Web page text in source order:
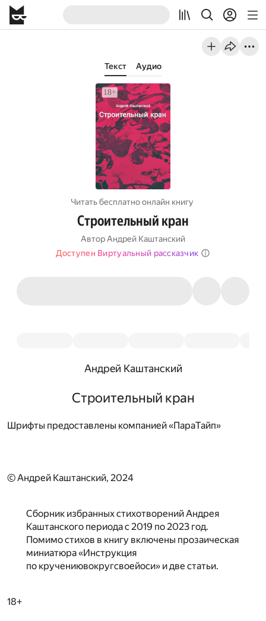
Текст Аудио
Читать бесплатно онлайн книгу
Строительный кран
АвторАндрей Каштанский
Доступен Виртуальный рассказчик
Андрей Каштанский
Строительный кран
Шрифты предоставлены компанией «ПараТайп»
© Андрей Каштанский, 2024
Сборник избранных стихотворений Андрея
Каштанского периода с 2019 по 2023 год.
Помимо стихов в книгу включены прозаическая
миниатюра «Инструкция
по кручениювокругсвоейоси» и две статьи.
18+